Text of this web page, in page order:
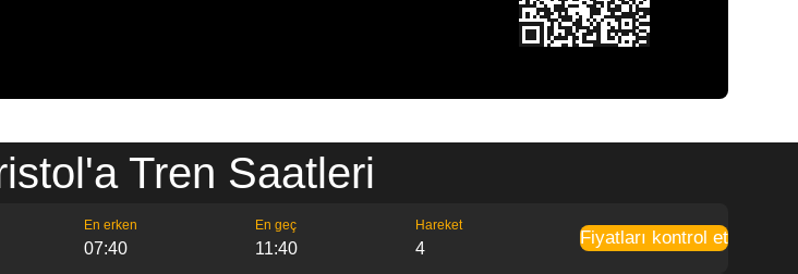
Tren Saatleri
En erken
07:40
En geç
11:40
Hareket
4
Fiyatları kontrol et